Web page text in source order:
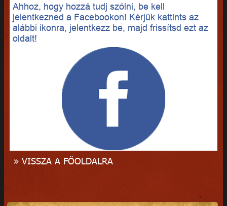
Ahhoz, hogy hozzá tudj szólni, be kell
jelentkezned a Facebookon! Kérjük kattints az
alábbi ikonra, jelentkezz be, majd frissítsd ezt az
oldalt!
» VISSZA A FŐOLDALRA